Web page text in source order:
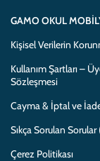
GAMO OKUL
Kişisel Verilerin
Kullanım Şartları –
Sözleşmesi
Cayma & İptal ve
Sıkça Sorulan Sorular
Çerez Politikası